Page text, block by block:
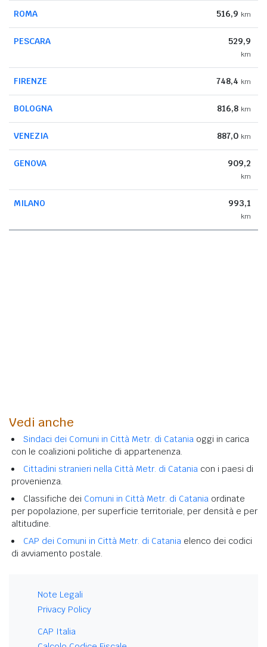
ROMA 516,9 km
PESCARA 529,9
km
FIRENZE 748,4 km
BOLOGNA 816,8 km
VENEZIA 887,0 km
GENOVA 909,2
km
MILANO 993,1
km
Vedi anche
Sindaci dei Comuni in Città Metr. di Catania oggi in carica
con le coalizioni politiche di appartenenza.
Cittadini stranieri nella Città Metr. di Catania con i paesi di
provenienza.
Classifiche dei Comuni in Città Metr. di Catania ordinate
per popolazione, per superficie territoriale, per densità e per
altitudine.
CAP dei Comuni in Città Metr. di Catania elenco dei codici
di avviamento postale.
Note Legali
Privacy Policy
CAP Italia